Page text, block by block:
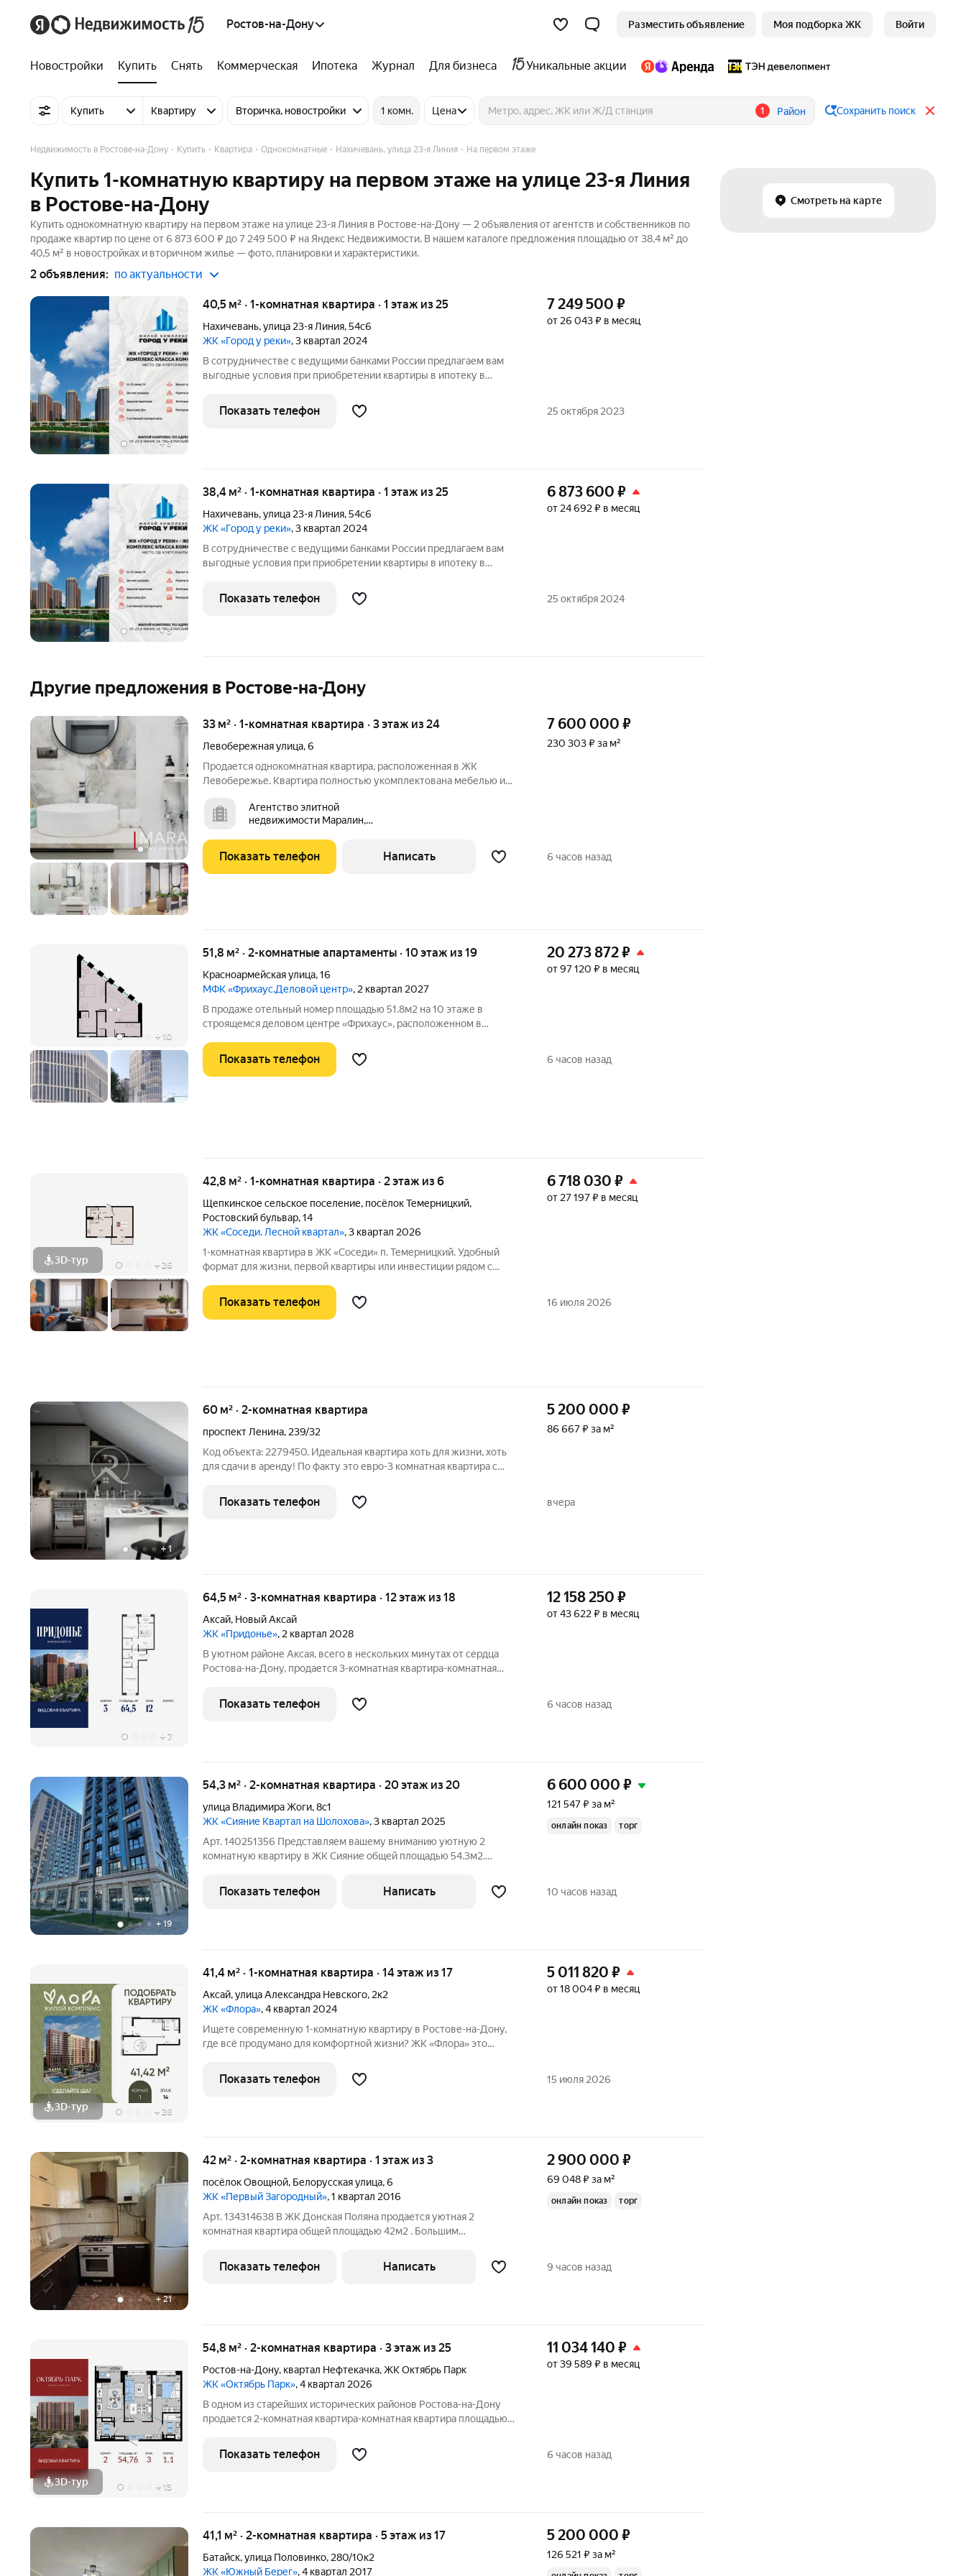
Ростов-на-Дону Разместить объявление Моя подборка ЖК Войти
Новостройки Купить Снять Коммерческая Ипотека Журнал Для бизнеса Уникальные акции
Купить Квартиру Вторичка, новостройки 1 комн. Цена 1 Район Сохранить поиск
Смотреть на карте
Недвижимость в Ростове-на-Дону Купить Квартира Однокомнатные Нахичевань, улица 23-я Линия На первом этаже
Купить 1-комнатную квартиру на первом этаже на улице 23-я Линия
в Ростове-на-Дону
Купить однокомнатную квартиру на первом этаже на улице 23-я Линия в Ростове-на-Дону — 2 объявления от агентств и собственников по
продаже квартир по цене от 6 873 600 ₽ до 7 249 500 ₽ на Яндекс Недвижимости. В нашем каталоге предложения площадью от 38,4 м² до
40,5 м² в новостройках и вторичном жилье — фото, планировки и характеристики.
2 объявления: по актуальности
+3
40,5 м² · 1-комнатная квартира · 1 этаж из 25
Нахичевань,улица 23-я Линия,54с6
ЖК «Город у реки», 3 квартал 2024
В сотрудничестве с ведущими банками России предлагаем вам
выгодные условия при приобретении квартиры в ипотеку в
ставки: от 2,5% годовых (условия действуют по программе
«Семейная ипотека»).
7 249 500 ₽
от 26 043 ₽ в месяц
Показать телефон 25 октября 2023
+3
38,4 м² · 1-комнатная квартира · 1 этаж из 25
Нахичевань,улица 23-я Линия,54с6
ЖК «Город у реки», 3 квартал 2024
В сотрудничестве с ведущими банками России предлагаем вам
выгодные условия при приобретении квартиры в ипотеку в
ставки: от 2,5% годовых (условия действуют по программе
«Семейная ипотека»).
6 873 600 ₽
от 24 692 ₽ в месяц
Показать телефон 25 октября 2024
Другие предложения в Ростове-на-Дону
33 м² · 1-комнатная квартира · 3 этаж из 24
Левобережная улица,6
Продается однокомнатная квартира, расположенная в ЖК
Левобережье. Квартира полностью укомплектована мебелью и
готовый бизнес (сдавать в аренду или посуточно). В месяц
приносит около 40.000 р.
Агентство элитной
недвижимости Маралин,
7 600 000 ₽
230 303 ₽ за м²
Показать телефон Написать 6 часов назад
+ 10
51,8 м² · 2-комнатные апартаменты · 10 этаж из 19
Красноармейская улица,16
МФК «Фрихаус.Деловой центр», 2 квартал 2027
В продаже отельный номер площадью 51.8м2 на 10 этаже в
строящемся деловом центре «Фрихаус», расположенном в
ул.Красноармейская, 16. Преимущества: полное обустройство
номера: современный ремонт, мебель и
20 273 872₽
от 97 120 ₽ в месяц
Показать телефон 6 часов назад
3D-тур + 26
42,8 м² · 1-комнатная квартира · 2 этаж из 6
Щепкинское сельское поселение, посёлок Темерницкий,
Ростовский бульвар,14
ЖК «Соседи. Лесной квартал», 3 квартал 2026
1-комнатная квартира в ЖК «Соседи» п. Темерницкий. Удобный
формат для жизни, первой квартиры или инвестиции рядом с
квартале, где больше воздуха, тишины и личного пространства. О
квартире:
6 718 030 ₽
от 27 197 ₽ в месяц
Показать телефон 16 июля 2026
+ 1
60 м² · 2-комнатная квартира
проспект Ленина, 239/32
Код объекта: 2279450. Идеальная квартира хоть для жизни, хоть
для сдачи в аренду! По факту это евро-3 комнатная квартира с
преимущество - индивидуальное отопление. Это ценно особенно
сейчас,
5 200 000 ₽
86 667 ₽ за м²
Показать телефон вчера
+ 7
64,5 м² · 3-комнатная квартира · 12 этаж из 18
Аксай, Новый Аксай
ЖК «Придонье», 2 квартал 2028
В уютном районе Аксая, всего в нескольких минутах от сердца
Ростова-на-Дону, продается 3-комнатная квартира-комнатная
Квартира находится в жилом микрорайоне комфорт-класса
«Придонье» от
12 158 250 ₽
от 43 622 ₽ в месяц
Показать телефон 6 часов назад
+ 19
54,3 м² · 2-комнатная квартира · 20 этаж из 20
улица Владимира Жоги,8с1
ЖК «Сияние Квартал на Шолохова», 3 квартал 2025
Арт. 140251356 Представляем вашему вниманию уютную 2
комнатную квартиру в ЖК Сияние общей площадью 54.3м2.
штукатурка, разводка электрики, проложены трассы под сплит
системы и добавлены точки
6 600 000 ₽
121 547 ₽ за м²
онлайн показ торг
Показать телефон Написать 10 часов назад
3D-тур + 26
41,4 м² · 1-комнатная квартира · 14 этаж из 17
Аксай,улица Александра Невского, 2к2
ЖК «Флора», 4 квартал 2024
Ищете современную 1-комнатную квартиру в Ростове-на-Дону,
где всё продумано для комфортной жизни? ЖК «Флора» это
городской среды и развитую инфраструктуру. Дом сдан, ключи
сразу при
5 011 820 ₽
от 18 004 ₽ в месяц
Показать телефон 15 июля 2026
+21
42 м² · 2-комнатная квартира · 1 этаж из 3
посёлок Овощной, Белорусская улица,6
ЖК «Первый Загородный», 1 квартал 2016
Арт. 134314638 В ЖК Донская Поляна продается уютная 2
комнатная квартира общей площадью 42м2 . Большим
хранить все необходимое, так же есть еще сис-мы хранения,
места точно хватит! Дом
2 900 000 ₽
69 048 ₽ за м²
онлайн показ торг
Показать телефон Написать 9 часов назад
3D-тур + 13
54,8 м² · 2-комнатная квартира · 3 этаж из 25
Ростов-на-Дону, квартал Нефтекачка,ЖК Октябрь Парк
ЖК «Октябрь Парк», 4 квартал 2026
В одном из старейших исторических районов Ростова-на-Дону
продается 2-комнатная квартира-комнатная квартира площадью
в новом жилом комплексе комфорт-класса «Октябрь Парк» от
девелопера
11 034 140 ₽
от 39 589 ₽ в месяц
Показать телефон 6 часов назад
41,1 м² · 2-комнатная квартира · 5 этаж из 17
Батайск,улица Половинко, 280/10к2
ЖК «Южный Берег», 4 квартал 2017
5 200 000 ₽
126 521 ₽ за м²